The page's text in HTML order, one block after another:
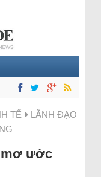
TẾ
LÃNH ĐẠO
mơ ước